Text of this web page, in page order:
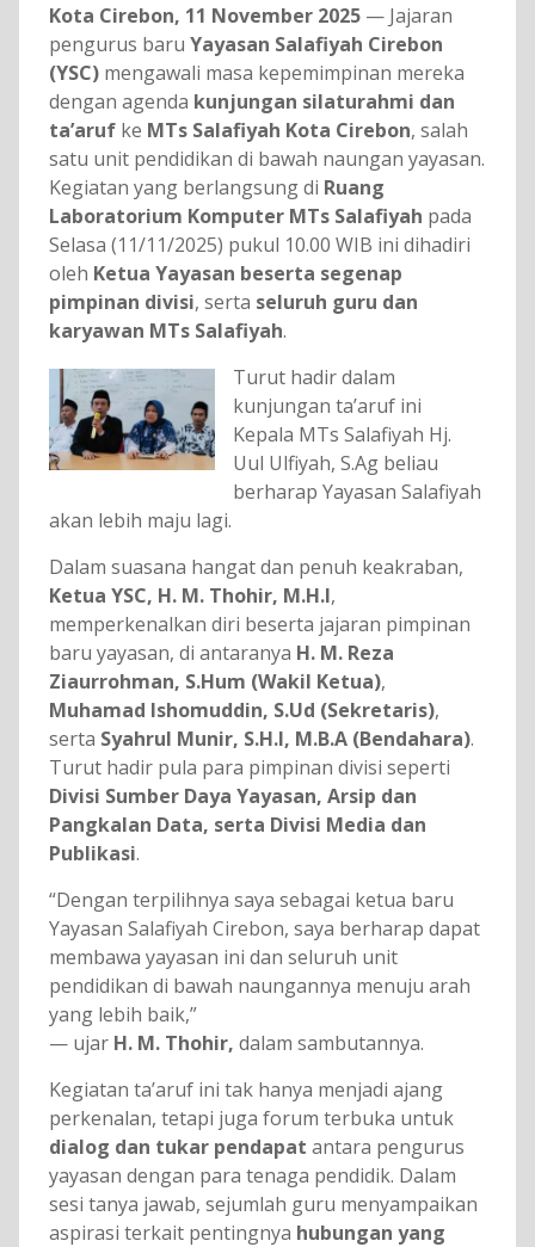
Kota Cirebon, 11 November 2025— Jajaran
pengurus baru Yayasan Salafiyah Cirebon
(YSC)mengawali masa kepemimpinan mereka
dengan agenda kunjungan silaturahmi dan
ta’arufke MTs Salafiyah Kota Cirebon, salah
satu unit pendidikan di bawah naungan yayasan.
Kegiatan yang berlangsung di Ruang
Laboratorium Komputer MTs Salafiyah pada
Selasa (11/11/2025) pukul 10.00 WIB ini dihadiri
oleh Ketua Yayasan beserta segenap
pimpinan divisi, serta seluruh guru dan
karyawan MTs Salafiyah.
Turut hadir dalam
kunjungan ta’aruf ini
Kepala MTs Salafiyah Hj.
Uul Ulfiyah, S.Ag beliau
berharap Yayasan Salafiyah
akan lebih maju lagi.
Dalam suasana hangat dan penuh keakraban,
Ketua YSC, H. M. Thohir, M.H.I,
memperkenalkan diri beserta jajaran pimpinan
baru yayasan, di antaranya H. M. Reza
Ziaurrohman, S.Hum (Wakil Ketua),
Muhamad Ishomuddin, S.Ud (Sekretaris),
serta Syahrul Munir, S.H.I, M.B.A (Bendahara).
Turut hadir pula para pimpinan divisi seperti
Divisi Sumber Daya Yayasan, Arsip dan
Pangkalan Data, serta Divisi Media dan
Publikasi.
“Dengan terpilihnya saya sebagai ketua baru
Yayasan Salafiyah Cirebon, saya berharap dapat
membawa yayasan ini dan seluruh unit
pendidikan di bawah naungannya menuju arah
yang lebih baik,”
— ujar H. M. Thohir, dalam sambutannya.
Kegiatan ta’aruf ini tak hanya menjadi ajang
perkenalan, tetapi juga forum terbuka untuk
dialog dan tukar pendapat antara pengurus
yayasan dengan para tenaga pendidik. Dalam
sesi tanya jawab, sejumlah guru menyampaikan
aspirasi terkait pentingnya hubungan yang